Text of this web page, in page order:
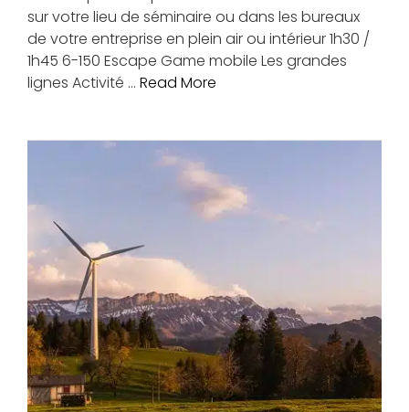
sur votre lieu de séminaire ou dans les bureaux
de votre entreprise en plein air ou intérieur 1h30 /
1h45 6-150 Escape Game mobile Les grandes
lignes Activité … Read More